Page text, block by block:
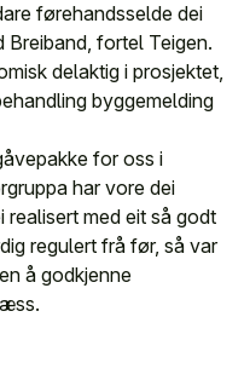
førehandsselde dei
Breiband, fortel Teigen.
delaktig i prosjektet,
byggemelding
for oss i
har vore dei
realisert med eit så godt
regulert frå før, så var
å godkjenne